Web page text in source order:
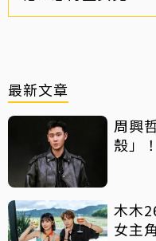
最新文章
周興
殼」
木木
女主